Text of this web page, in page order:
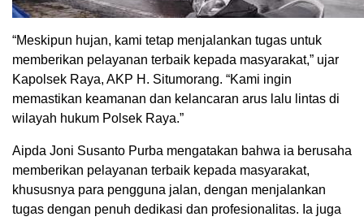
“Meskipun hujan, kami tetap menjalankan tugas untuk
memberikan pelayanan terbaik kepada masyarakat,” ujar
Kapolsek Raya, AKP H. Situmorang. “Kami ingin
memastikan keamanan dan kelancaran arus lalu lintas di
wilayah hukum Polsek Raya.”
Aipda Joni Susanto Purba mengatakan bahwa ia berusaha
memberikan pelayanan terbaik kepada masyarakat,
khususnya para pengguna jalan, dengan menjalankan
tugas dengan penuh dedikasi dan profesionalitas. Ia juga